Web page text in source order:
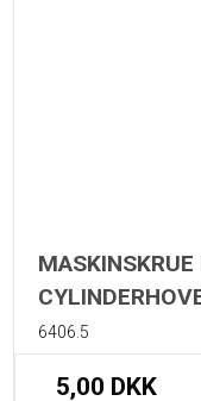
6406.5
5,00 DKK